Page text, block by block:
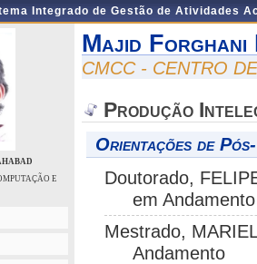
Integrado de Gestão de Atividades
E
Majid Forghani
CMCC - CENTRO
Produção
Orientações de
Doutorado,
em Andamento
Mestrado,
Andamento